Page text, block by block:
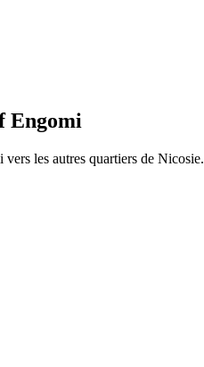
13,90 € EUR.
Engomi
les autres quartiers de Nicosie.